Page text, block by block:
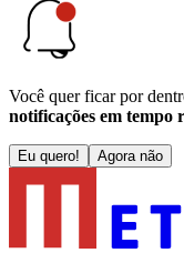
Você quer ficar por
notificações em tempo
Eu quero! Agora não